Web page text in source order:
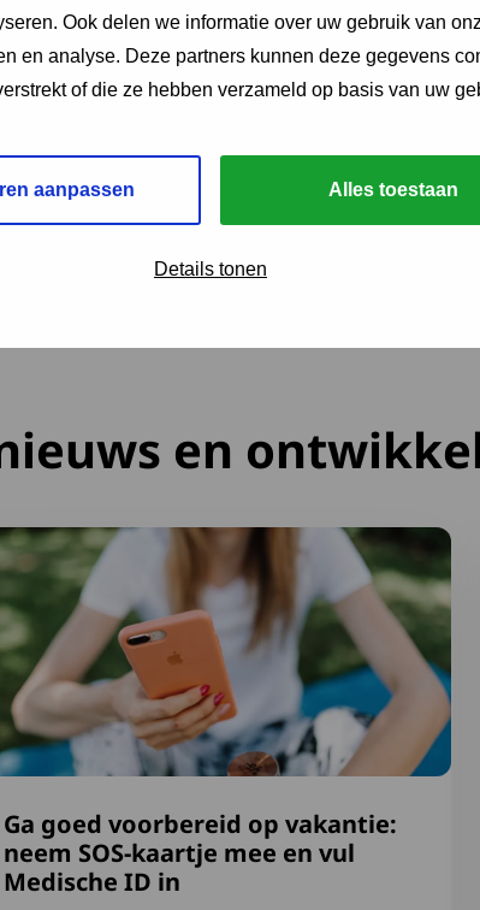
Ook delen we informatie over uw gebruik van
en analyse. Deze partners kunnen deze gegevens
of die ze hebben verzameld op basis van uw
aanpassen Alles toestaan
Details tonen
diverse hulpmiddelen, zoals een tillift, een nieuwe
Deze link opent in een nieuw tabblad
voor meer informatie over een
en
Ga goed voorbereid op vakantie:
neem SOS-kaartje mee en vul
Medische ID in
meer over Ga goed voorbereid op vakantie: neem